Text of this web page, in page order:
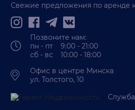
Свежие предложения по аренде
Позвоните нам:
пн - пт 9:00 - 21:00
сб - вс 10:00 - 18:00
Офис в центре Минска
ул. Толстого, 10